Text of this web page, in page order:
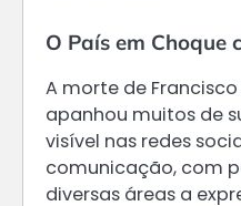
O País em Choque
A morte de
apanhou muitos de
visível nas redes
comunicação, com
diversas áreas a